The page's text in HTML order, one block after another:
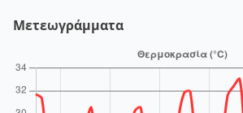
Μετεωγράμματα